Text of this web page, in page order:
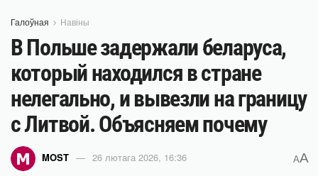
Галоўная Навіны
В Польше задержали беларуса,
который находился в стране
нелегально, и вывезли на границу
с Литвой. Объясняем почему
MOST 26 лютага 2026, 16:36 AA